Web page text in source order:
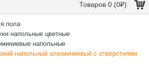
Товаров 0 (0₽)
пола
напольные цветные
напольные
напольный алюминиевый с отверстиями